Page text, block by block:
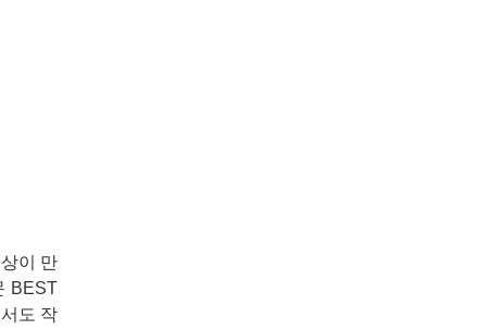
이 만
BEST
도 작